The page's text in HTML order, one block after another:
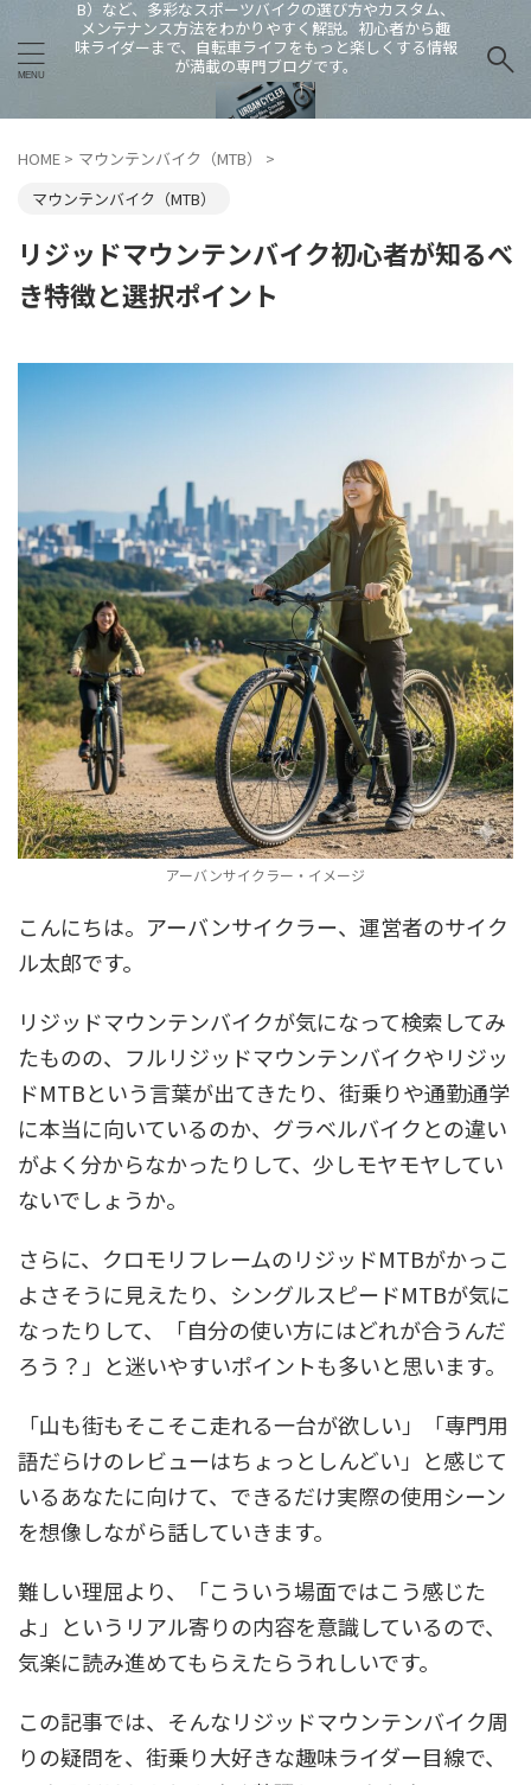
B）など、多彩なスポーツバイクの選び方やカスタム、
メンテナンス方法をわかりやすく解説。初心者から趣
味ライダーまで、自転車ライフをもっと楽しくする情報
が満載の専門ブログです。
HOME > マウンテンバイク（MTB）
>
マウンテンバイク（MTB）
リジッドマウンテンバイク初心者が知るべ
き特徴と選択ポイント
アーバンサイクラー・イメージ
こんにちは。アーバンサイクラー、運営者のサイク
ル太郎です。
リジッドマウンテンバイクが気になって検索してみ
たものの、フルリジッドマウンテンバイクやリジッ
ドMTBという言葉が出てきたり、街乗りや通勤通学
に本当に向いているのか、グラベルバイクとの違い
がよく分からなかったりして、少しモヤモヤしてい
ないでしょうか。
さらに、クロモリフレームのリジッドMTBがかっこ
よさそうに見えたり、シングルスピードMTBが気に
なったりして、「自分の使い方にはどれが合うんだ
ろう？」と迷いやすいポイントも多いと思います。
「山も街もそこそこ走れる一台が欲しい」「専門用
語だらけのレビューはちょっとしんどい」と感じて
いるあなたに向けて、できるだけ実際の使用シーン
を想像しながら話していきます。
難しい理屈より、「こういう場面ではこう感じた
よ」というリアル寄りの内容を意識しているので、
気楽に読み進めてもらえたらうれしいです。
この記事では、そんなリジッドマウンテンバイク周
りの疑問を、街乗り大好きな趣味ライダー目線で、